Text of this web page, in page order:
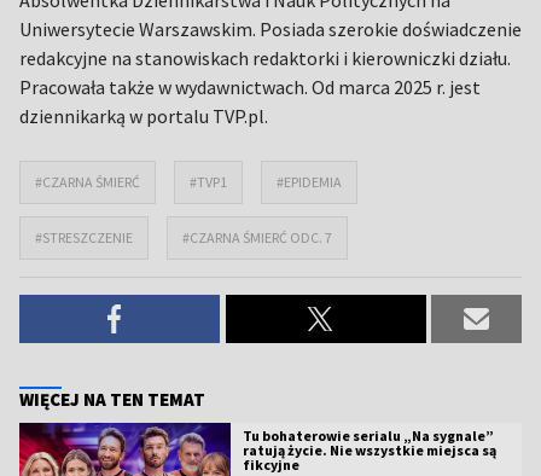
Uniwersytecie Warszawskim. Posiada szerokie doświadczenie
redakcyjne na stanowiskach redaktorki i kierowniczki działu.
Pracowała także w wydawnictwach. Od marca 2025 r. jest
dziennikarką w portalu TVP.pl.
#CZARNA ŚMIERĆ #TVP1 #EPIDEMIA
#STRESZCZENIE #CZARNA ŚMIERĆ ODC. 7
WIĘCEJ NA TEN TEMAT
Tu bohaterowie serialu „Na sygnale”
ratują życie. Nie wszystkie miejsca są
fikcyjne